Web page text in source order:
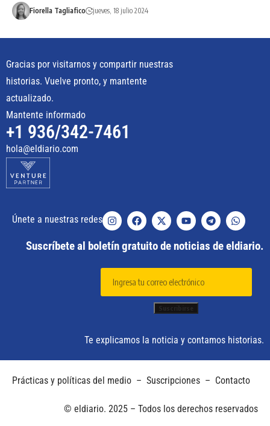
Fiorella Tagliafico jueves, 18 julio 2024
Gracias por visitarnos y compartir nuestras
historias. Vuelve pronto, y mantente
actualizado.
Mantente informado
+1 936/342-7461
hola@eldiario.com
Únete a nuestras redes
Suscríbete al boletín gratuito de noticias de eldiario.
Te explicamos la noticia y contamos historias.
Prácticas y políticas del medio – Suscripciones – Contacto
© eldiario. 2025 – Todos los derechos reservados